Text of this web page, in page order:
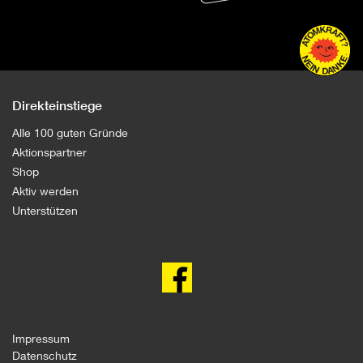
Direkteinstiege
Alle 100 guten Gründe
Aktionspartner
Shop
Aktiv werden
Unterstützen
Impressum
Datenschutz